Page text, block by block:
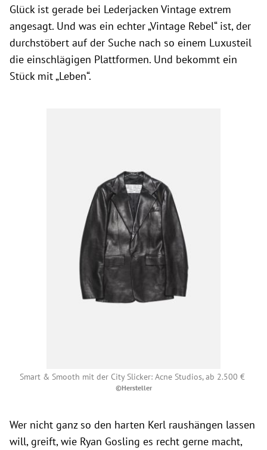
Glück ist gerade bei Lederjacken Vintage extrem
angesagt. Und was ein echter „Vintage Rebel“ ist, der
durchstöbert auf der Suche nach so einem Luxusteil
die einschlägigen Plattformen. Und bekommt ein
Stück mit „Leben“.
Smart & Smooth mit der City Slicker: Acne Studios, ab 2.500 €
©Hersteller
Wer nicht ganz so den harten Kerl raushängen lassen
will, greift, wie Ryan Gosling es recht gerne macht,